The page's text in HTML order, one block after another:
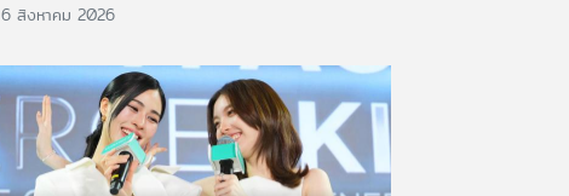
6 สิงหาคม 2026